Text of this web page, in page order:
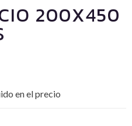
200X450
en el precio